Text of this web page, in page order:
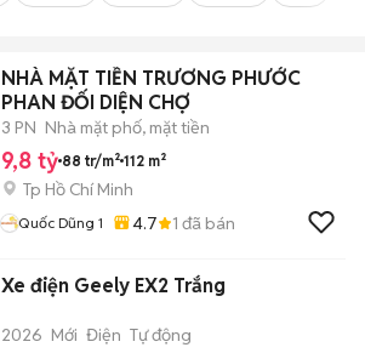
NHÀ MẶT TIỀN TRƯƠNG PHƯỚC
PHAN ĐỐI DIỆN CHỢ
3 PN Nhà mặt phố, mặt tiền
9,8 tỷ 88 tr/m² 112 m²
Tp Hồ Chí Minh
Quốc Dũng 1 4.7 1 đã bán
Xe điện Geely EX2 Trắng
2026 Mới Điện Tự động